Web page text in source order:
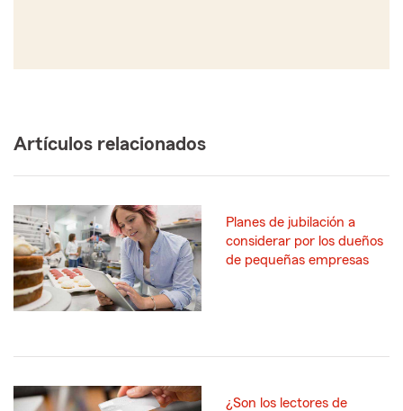
Artículos relacionados
Planes de jubilación a
considerar por los dueños
de pequeñas empresas
¿Son los lectores de